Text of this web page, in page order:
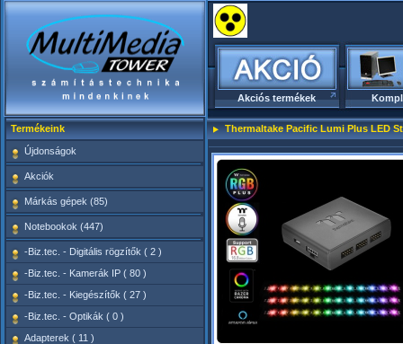
Akciós termékek
Termékeink
Újdonságok
Akciók
Márkás gépek (85)
Notebookok (447)
-Biz.tec. - Digitális rögzítők ( 2 )
-Biz.tec. - Kamerák IP ( 80 )
-Biz.tec. - Kiegészítők ( 27 )
-Biz.tec. - Optikák ( 0 )
Adapterek ( 11 )
Thermaltake Pacific Lumi Plus LED